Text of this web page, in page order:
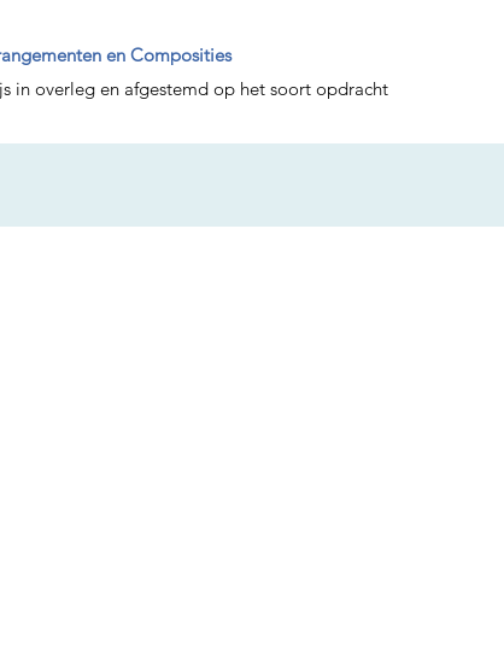
en Composities
in overleg en afgestemd op het soort opdracht